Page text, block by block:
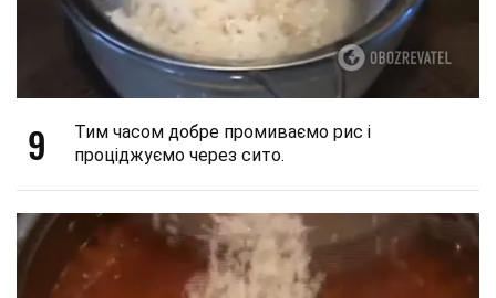
9
Тим часом добре промиваємо рис і
проціджуємо через сито.